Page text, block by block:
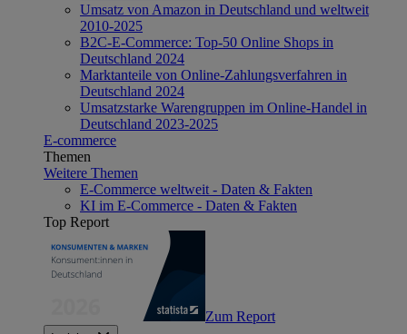
Umsatz von Amazon in Deutschland und weltweit
2010-2025
B2C-E-Commerce: Top-50 Online Shops in
Deutschland 2024
Marktanteile von Online-Zahlungsverfahren in
Deutschland 2024
Umsatzstarke Warengruppen im Online-Handel in
Deutschland 2023-2025
E-commerce
Themen
Weitere Themen
E-Commerce weltweit - Daten & Fakten
KI im E-Commerce - Daten & Fakten
Top Report
Zum Report